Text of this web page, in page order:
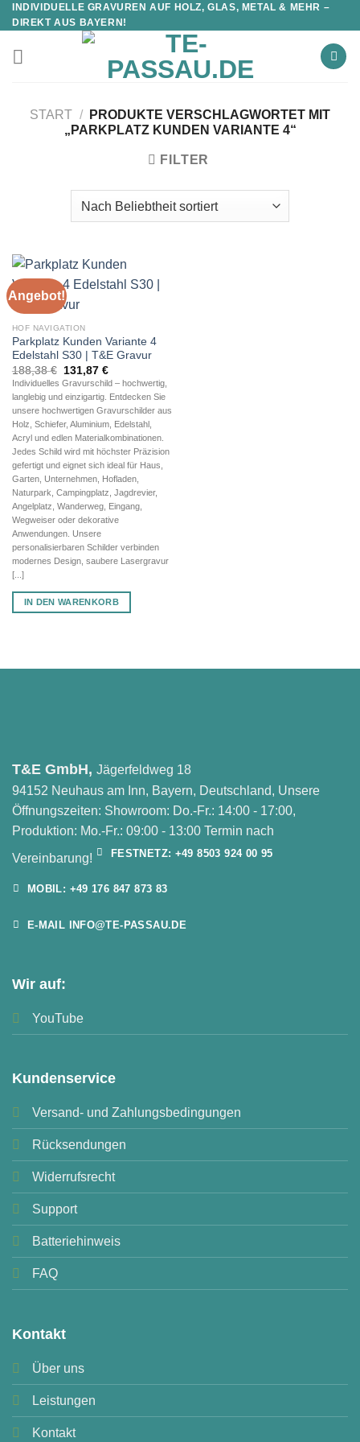
INDIVIDUELLE GRAVUREN AUF HOLZ, GLAS, METAL & MEHR –
DIREKT AUS BAYERN!
START /
PRODUKTE VERSCHLAGWORTET MIT
„PARKPLATZ KUNDEN VARIANTE 4“
FILTER
Angebot!
HOF NAVIGATION
Parkplatz Kunden Variante 4
Edelstahl S30 | T&E Gravur
188,38€
Ursprünglicher
Preis
war:
188,38 €
131,87 €Aktueller
Preis
ist:
131,87 €.
Individuelles Gravurschild – hochwertig,
langlebig und einzigartig. Entdecken Sie
unsere hochwertigen Gravurschilder aus
Holz, Schiefer, Aluminium, Edelstahl,
Acryl und edlen Materialkombinationen.
Jedes Schild wird mit höchster Präzision
gefertigt und eignet sich ideal für Haus,
Garten, Unternehmen, Hofladen,
Naturpark, Campingplatz, Jagdrevier,
Angelplatz, Wanderweg, Eingang,
Wegweiser oder dekorative
Anwendungen. Unsere
personalisierbaren Schilder verbinden
modernes Design, saubere Lasergravur
[...]
IN DEN WARENKORB
T&E GmbH, Jägerfeldweg 18
94152 Neuhaus am Inn, Bayern, Deutschland, Unsere
Öffnungszeiten: Showroom: Do.-Fr.: 14:00 - 17:00,
Produktion: Mo.-Fr.: 09:00 - 13:00 Termin nach
Vereinbarung!
FESTNETZ: +49 8503 924 00 95
MOBIL: +49 176 847 873 83
E-MAIL INFO@TE-PASSAU.DE
Wir auf:
YouTube
Kundenservice
Versand- und Zahlungsbedingungen
Rücksendungen
Widerrufsrecht
Support
Batteriehinweis
FAQ
Kontakt
Über uns
Leistungen
Kontakt